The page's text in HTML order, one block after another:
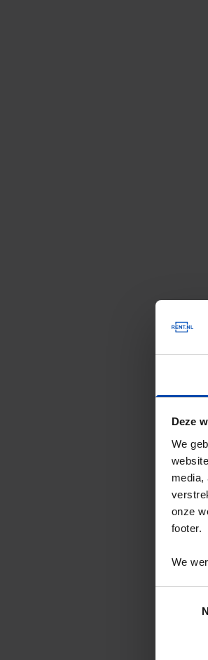
Deze
We
media,
onze
footer.
We